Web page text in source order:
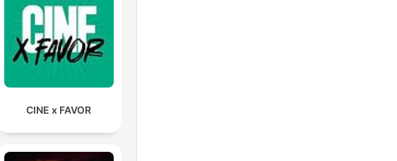
CINE x FAVOR